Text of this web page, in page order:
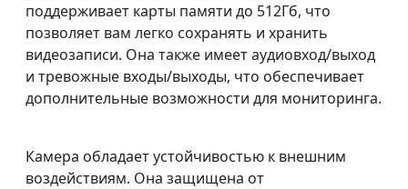
поддерживает карты памяти до 512Гб, что
позволяет вам легко сохранять и хранить
видеозаписи. Она также имеет аудиовход/выход
и тревожные входы/выходы, что обеспечивает
дополнительные возможности для мониторинга.
Камера обладает устойчивостью к внешним
воздействиям. Она защищена от